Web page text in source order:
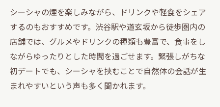
シーシャの煙を楽しみながら、ドリンクや軽食をシェア
するのもおすすめです。渋谷駅や道玄坂から徒歩圏内の
店舗では、グルメやドリンクの種類も豊富で、食事をし
ながらゆったりとした時間を過ごせます。緊張しがちな
初デートでも、シーシャを挟むことで自然体の会話が生
まれやすいという声も多く聞かれます。